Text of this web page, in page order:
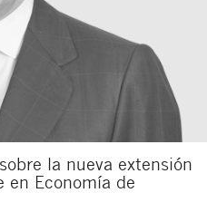
la nueva extensión
en Economía de